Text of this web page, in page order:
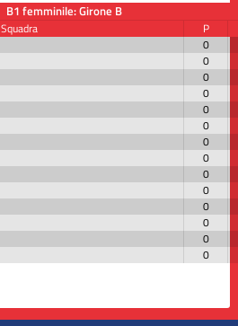
B1 femminile: Girone B
Squadra
P
0
0
0
0
0
0
0
0
0
0
0
0
0
0